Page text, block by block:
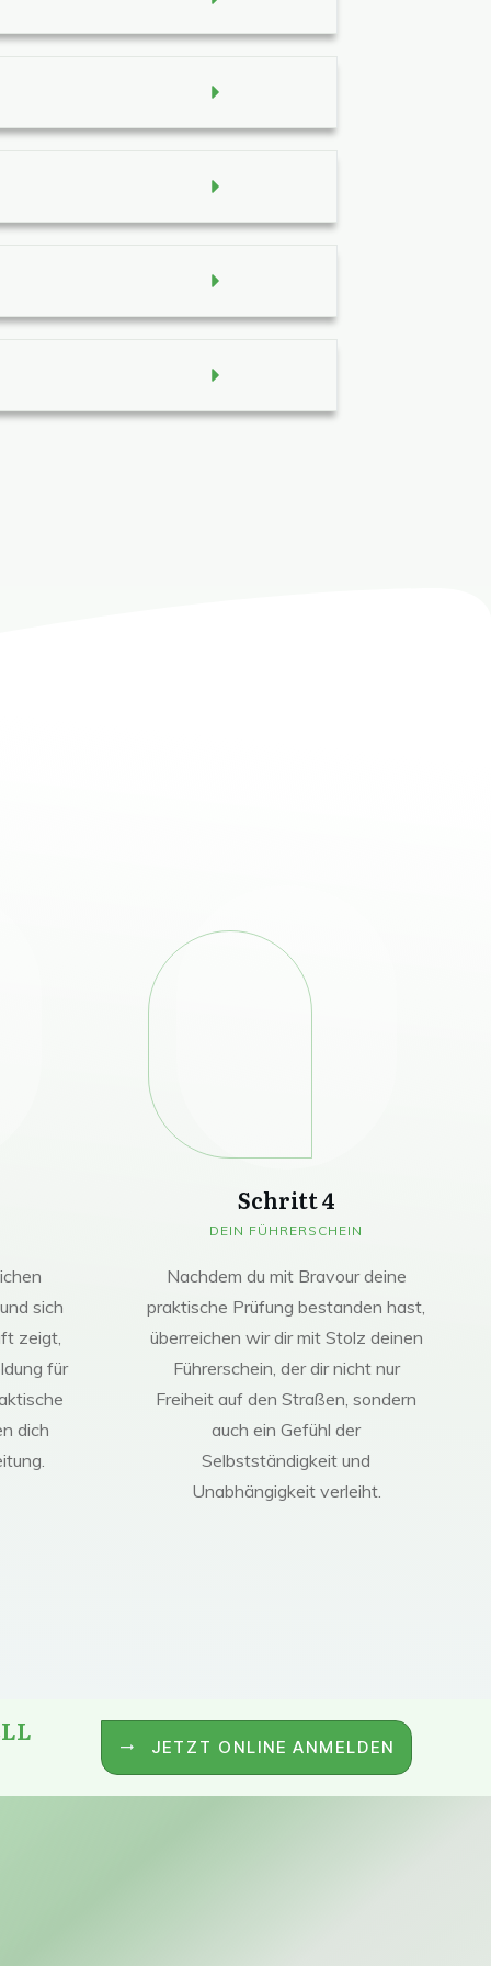
sich
zeigt,
für
dich
Schritt 4
DEIN FÜHRERSCHEIN
Nachdem du mit Bravour deine
praktische Prüfung bestanden hast,
überreichen wir dir mit Stolz deinen
Führerschein, der dir nicht nur
Freiheit auf den Straßen, sondern
auch ein Gefühl der
Selbstständigkeit und
Unabhängigkeit verleiht.
JETZT ONLINE ANMELDEN